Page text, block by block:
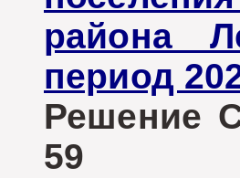
района
период
Решение
59